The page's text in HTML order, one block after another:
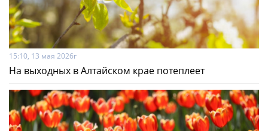
15:10, 13 мая 2026г
На выходных в Алтайском крае потеплеет